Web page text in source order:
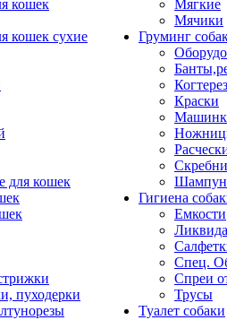
кошек
кошек сухие
для кошек
пуходерки
Мягкие
Мячики
Груминг
Краски
Гигиена
Емкости
Спец.
Спреи
Трусы
Туалет собаки